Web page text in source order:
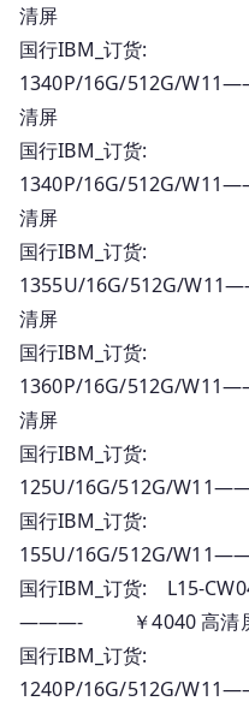
清屏
国行IBM_订货:
1340P/16G/
清屏
国行IBM_订货:
1340P/16G/
清屏
国行IBM_订货
1355U/16G/
清屏
国行IBM_订货:
1360P/16G/
清屏
国行IBM_订货:
125U/16G/512G/
国行IBM_订货:
155U/16G/512G/
国行IBM_订货: L15-
———- ￥4040 高清
国行IBM_订货
1240P/16G/